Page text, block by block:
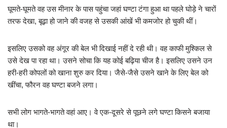
घूमते-घूमते वह उस मीनार के पास पहुंचा जहां घण्टा टंगा हुआ था पहले घोड़े ने चारों
तरफ देखा, बूढ़ा हो जाने की वजह से उसकी आंखें भी कमजोर हो चुकी थीं।
इसलिए उसको वह अंगूर की बेल भी दिखाई नहीं दे रही थी। वह काफी मुश्किल से
उसे देख पा रहा था। उसने सोचा कि यह कोई बढ़िया चीज है। इसलिए उसने उन
हरी-हरी कोपलों को खाना शुरु कर दिया। जैसे-जैसे उसने खाने के लिए बेल को
खींचा, फौरन वह घण्टा बजने लगा।
सभी लोग भागते-भागते वहां आए। वे एक-दूसरे से पूछने लगे घण्टा किसने बजाया
था।